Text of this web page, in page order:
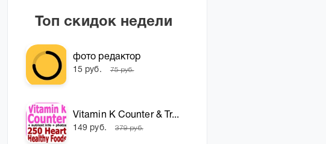
Топ скидок недели
фото редактор
15 руб. 75 руб.
Vitamin K Counter & Tr...
149 руб. 379 руб.